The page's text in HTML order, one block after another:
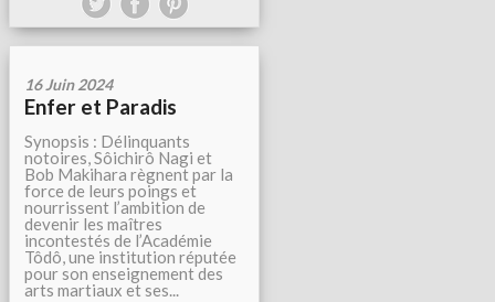
16 Juin 2024
Enfer et Paradis
Synopsis : Délinquants
notoires, Sôichirô Nagi et
Bob Makihara règnent par la
force de leurs poings et
nourrissent l’ambition de
devenir les maîtres
incontestés de l’Académie
Tôdô, une institution réputée
pour son enseignement des
arts martiaux et ses...